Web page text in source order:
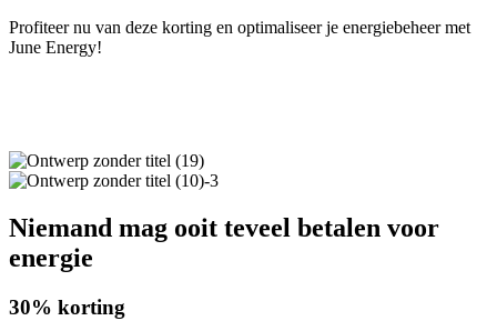
Profiteer nu van deze korting en optimaliseer je energiebeheer met
June Energy!
Niemand mag ooit teveel betalen voor
energie
30% korting